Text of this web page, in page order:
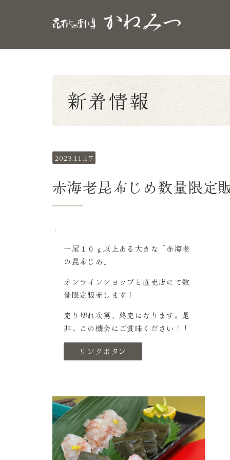
新着情報
2023.11.17
赤海老昆布じめ数量限定
.
一尾１０ｇ以上ある大きな「赤海老
の昆布じめ」
オンラインショップと直売店にて数
量限定販売します！
売り切れ次第、終売になります。是
非、この機会にご賞味ください！！
リンクボタン